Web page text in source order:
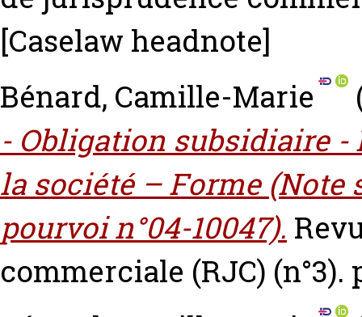
[Caselaw headnote]
Bénard, Camille-Marie
- Obligation subsidiaire -
la société – Forme (Note
pourvoi n°04-10047).
commerciale (RJC) (n°3).